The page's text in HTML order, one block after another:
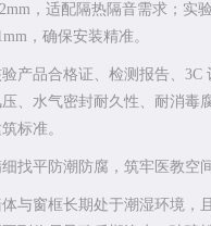
，适配隔热隔音需求；实
，确保安装精准。
产品合格证、检测报告、3C
、水气密封耐久性、耐消毒
标准。
找平防潮防腐，筑牢医教空
与窗框长期处于潮湿环境，